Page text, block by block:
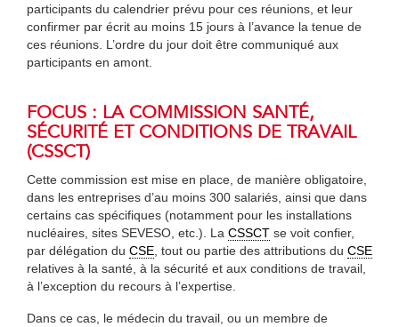
participants du calendrier prévu pour ces réunions, et leur
confirmer par écrit au moins 15 jours à l’avance la tenue de
ces réunions. L’ordre du jour doit être communiqué aux
participants en amont.
FOCUS : LA COMMISSION SANTÉ,
SÉCURITÉ ET CONDITIONS DE TRAVAIL
(CSSCT)
Cette commission est mise en place, de manière obligatoire,
dans les entreprises d’au moins 300 salariés, ainsi que dans
certains cas spécifiques (notamment pour les installations
nucléaires, sites SEVESO, etc.). La CSSCT se voit confier,
par délégation du CSE , tout ou partie des attributions du CSE
relatives à la santé, à la sécurité et aux conditions de travail,
à l’exception du recours à l’expertise.
Dans ce cas, le médecin du travail, ou un membre de